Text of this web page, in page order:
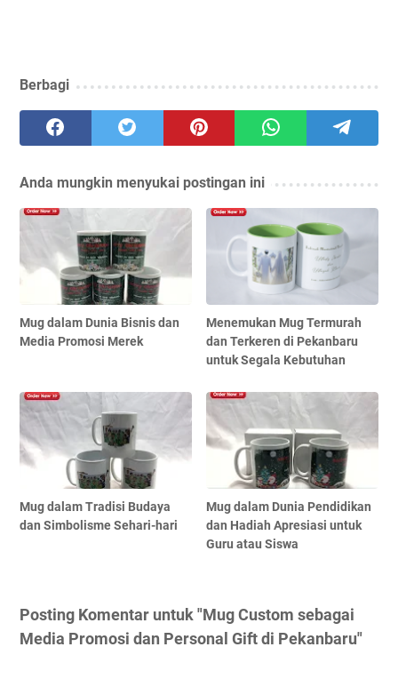
Berbagi
Anda mungkin menyukai postingan ini
Mug dalam Dunia Bisnis dan
Media Promosi Merek
Menemukan Mug Termurah
dan Terkeren di Pekanbaru
untuk Segala Kebutuhan
Mug dalam Tradisi Budaya
dan Simbolisme Sehari-hari
Mug dalam Dunia Pendidikan
dan Hadiah Apresiasi untuk
Guru atau Siswa
Posting Komentar untuk "Mug Custom sebagai
Media Promosi dan Personal Gift di Pekanbaru"